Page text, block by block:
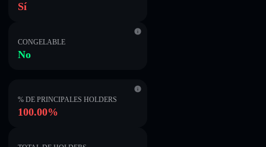
Sí
CONGELABLE
No
% DE PRINCIPALES HOLDERS
100.00%